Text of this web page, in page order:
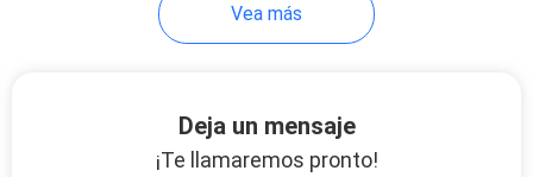
Excavador
Vea más
Deja un mensaje
¡Te llamaremos pronto!